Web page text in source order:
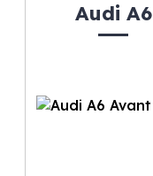
Audi A6